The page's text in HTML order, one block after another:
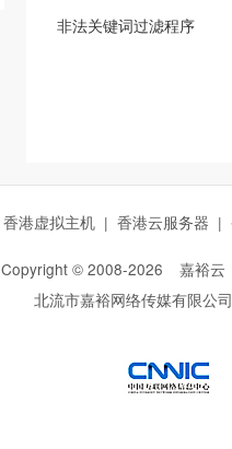
非法关键词过滤程序
香港虚拟主机 | 香港云服务器 |
Copyright © 2008-2026 嘉裕云
北流市嘉裕网络传媒有限公司